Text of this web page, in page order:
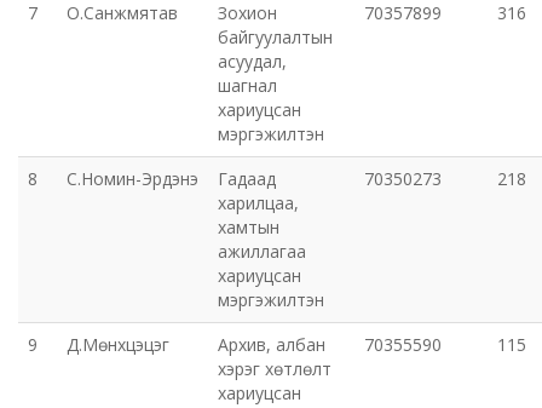
7 О.Санжмятав
Зохион
байгуулалтын
асуудал,
шагнал
хариуцсан
мэргэжилтэн
70357899 316
8 С.Номин-Эрдэнэ
Гадаад
харилцаа,
хамтын
ажиллагаа
хариуцсан
мэргэжилтэн
70350273 218
9 Д.Мөнхцэцэг
Архив, албан
хэрэг хөтлөлт
хариуцсан
70355590 115